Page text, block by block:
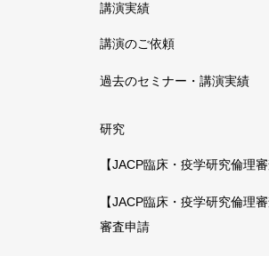
講演実績
講演のご依頼
過去のセミナー・講演実績
研究
【JACP臨床・疫学研究倫理
【JACP臨床・疫学研究倫理
審査申請